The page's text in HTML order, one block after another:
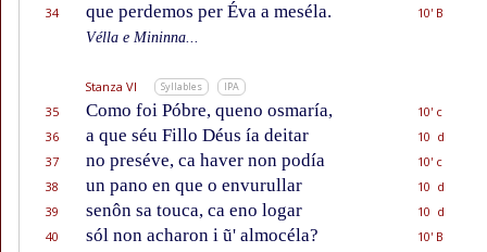
34
que perdemos per Éva a meséla.
10' B
Vélla e Mininna...
Stanza VI Syllables IPA
35 Como foi Póbre, queno osmaría,
10' c
36
a que séu Fillo Déus ía deitar
10 d
37
no preséve, ca haver non podía
10' c
38
un pano en que o envurullar
10 d
39
senôn sa touca, ca eno logar
10 d
40
sól non acharon i ũ' almocéla?
10' B